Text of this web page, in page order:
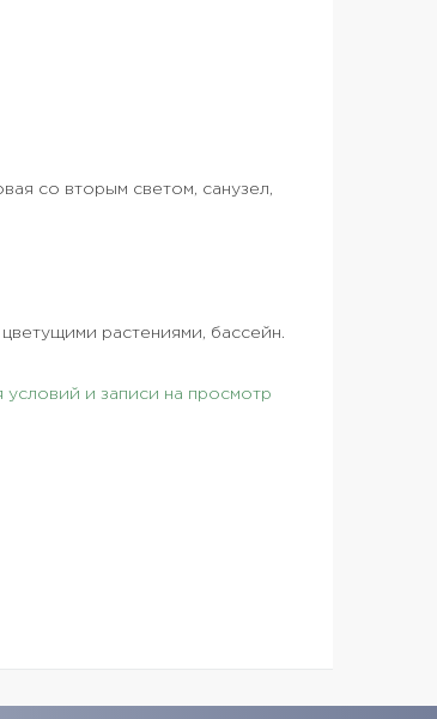
со вторым светом, санузел,
растениями, бассейн.
и записи на просмотр